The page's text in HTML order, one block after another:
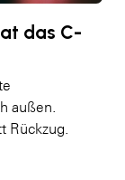
das C-
außen.
Rückzug.